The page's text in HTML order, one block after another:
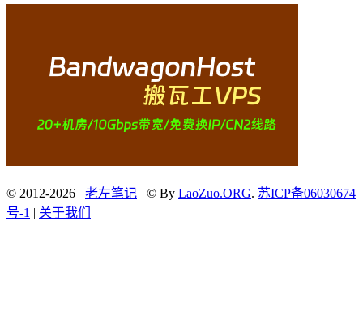
© 2012-2026 老左笔记 © By LaoZuo.ORG. 苏ICP备06030674
号-1 | 关于我们